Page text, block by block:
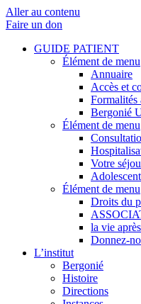
Aller au contenu
Faire un don
GUIDE PATIENT
Élément de menu
Annuaire
Accès et
Formalités
Bergonié
Élément de menu
Votre
Élément de menu
Droits du
la vie
Donnez-
L’institut
Bergonié
Histoire
Directions